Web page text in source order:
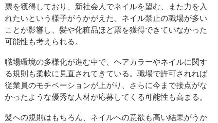
票を獲得しており、新社会人でネイルを望む、また力を入
れたいという様子がうかがえた。ネイル禁止の職場が多い
ことが影響し、髪や化粧品ほど票を獲得できていなかった
可能性も考えられる。
職場環境の多様化が進む中で、ヘアカラーやネイルに関す
る規則も柔軟に見直されてきている。職場で許可されれば
従業員のモチベーションが上がり、さらに今まで接点がな
かったような優秀な人材が応募してくる可能性も高まる。
髪への規則はもちろん、ネイルへの意欲も高い結果がうか